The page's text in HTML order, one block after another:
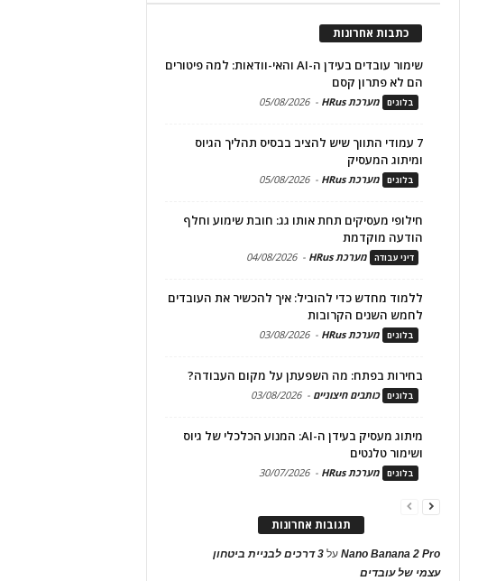
כתבות אחרונות
שימור עובדים בעידן ה-AI והאי-וודאות: למה פיטורים
הם לא פתרון קסם
בלוגים מערכת HRus -
05/08/2026
7 עמודי התווך שיש להציב בבסיס תהליך הגיוס
ומיתוג המעסיק
בלוגים מערכת HRus -
05/08/2026
חילופי מעסיקים תחת אותו גג: חובת שימוע וחלף
הודעה מוקדמת
דיני עבודה מערכת HRus -
04/08/2026
ללמוד מחדש כדי להוביל: איך להכשיר את העובדים
לחמש השנים הקרובות
בלוגים מערכת HRus -
03/08/2026
בחירות בפתח: מה השפעתן על מקום העבודה?
בלוגים כותבים חיצוניים -
03/08/2026
מיתוג מעסיק בעידן ה-AI: המנוע הכלכלי של גיוס
ושימור טלנטים
בלוגים מערכת HRus -
30/07/2026
תגובות אחרונות
Nano Banana 2 Proעל
3 דרכים לבניית ביטחון
עצמי של עובדים